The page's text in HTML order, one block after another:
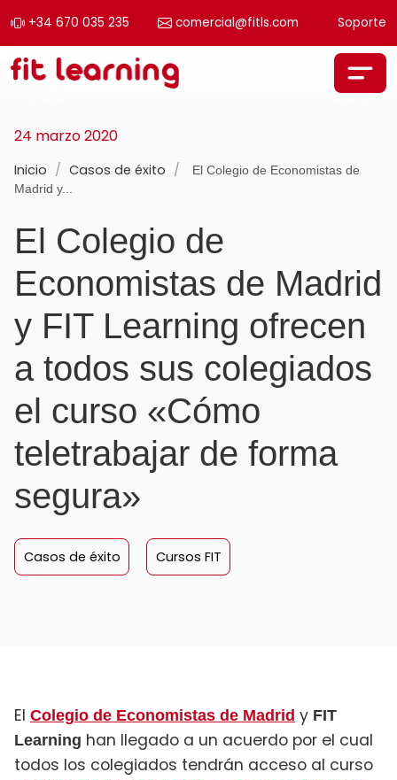
+34 670 035 235 comercial@fitls.com Soporte
Saltar al contenido
Navegación principal
24 marzo 2020
Inicio / Casos de éxito /
El Colegio de Economistas de
Madrid y...
El Colegio de
Economistas de Madrid
y FIT Learning ofrecen
a todos sus colegiados
el curso «Cómo
teletrabajar de forma
segura»
Casos de éxito Cursos FIT
El Colegio de Economistas de Madrid y FIT
Learning han llegado a un acuerdo por el cual
todos los colegiados tendrán acceso al curso